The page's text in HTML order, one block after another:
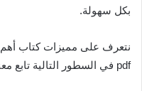
بكل سهولة.
pdf في السطور التالية تابع معنا: